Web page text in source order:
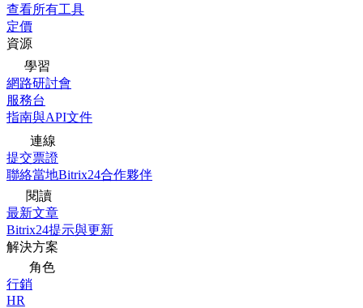
查看所有工具
定價
資源
學習
網路研討會
服務台
指南與API文件
連線
提交票證
聯絡當地Bitrix24合作夥伴
閱讀
最新文章
Bitrix24提示與更新
解決方案
角色
行銷
HR